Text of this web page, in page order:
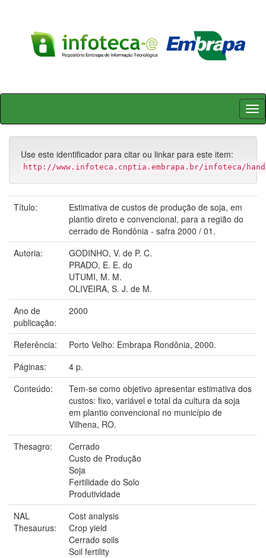
Skip
Use este identificador para citar ou linkar para este item:
http://www.infoteca.cnptia.embrapa.br/infoteca/
Título:
Estimativa de custos de produção de soja, em
plantio direto e convencional, para a região do
cerrado de Rondônia - safra 2000 / 01.
Autoria:
GODINHO, V. de P. C.
PRADO, E. E. do
UTUMI, M. M.
OLIVEIRA, S. J. de M.
Ano de
publicação:
2000
Referência:
Porto Velho: Embrapa Rondônia, 2000.
Páginas:
4 p.
Conteúdo:
Tem-se como objetivo apresentar estimativa dos
custos: fixo, variável e total da cultura da soja
em plantio convencional no município de
Vilhena, RO.
Thesagro:
Cerrado
Custo de Produção
Soja
Fertilidade do Solo
Produtividade
NAL
Thesaurus:
Cost analysis
Crop yield
Cerrado soils
Soil fertility